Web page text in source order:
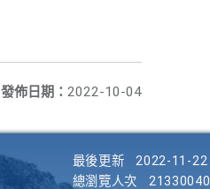
發佈日期： 2022-10-04
最後更新
2022-11-22
總瀏覽人次
21330040